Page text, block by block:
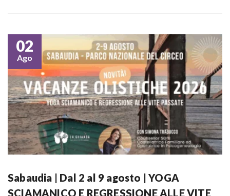
02
Ago
Sabaudia | Dal 2 al 9 agosto | YOGA
SCIAMANICO E REGRESSIONE ALLE VITE